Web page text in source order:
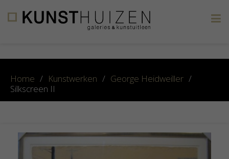
Home / Kunstwerken / George Heidweiller /
Silkscreen II